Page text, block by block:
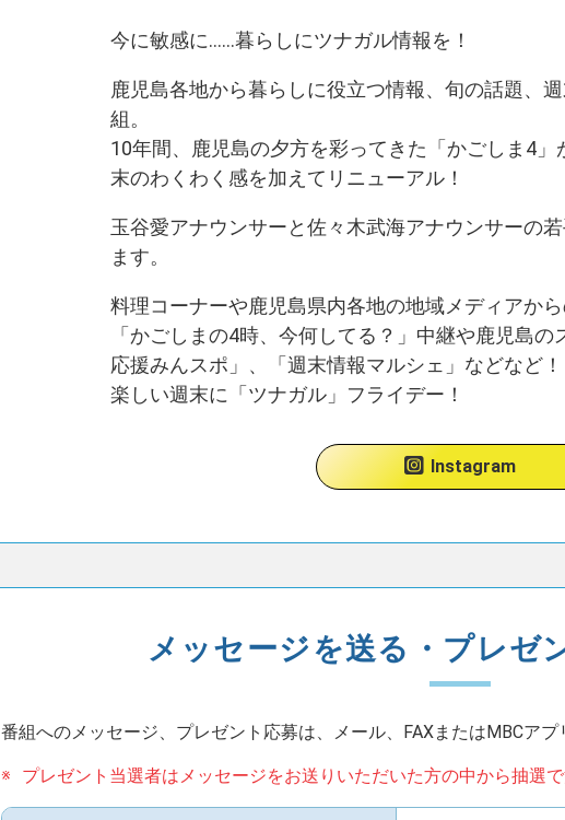
今に敏感に……暮らしにツナガル情報を！
鹿児島各地から暮らしに役立つ情報、旬の話題、
組。
10年間、鹿児島の夕方を彩ってきた「かごしま4」
末のわくわく感を加えてリニューアル！
玉谷愛アナウンサーと佐々木武海アナウンサーの
ます。
料理コーナーや鹿児島県内各地の地域メディアか
「かごしまの4時、今何してる？」中継や鹿児島
応援みんスポ」、「週末情報マルシェ」などなど！
楽しい週末に「ツナガル」フライデー！
Instagram
メッセージを送る・プレゼ
番組へのメッセージ、プレゼント応募は、メール、FAXまたはMBCアプ
プレゼント当選者はメッセージをお送りいただいた方の中から抽選